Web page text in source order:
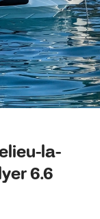
la-
6.6